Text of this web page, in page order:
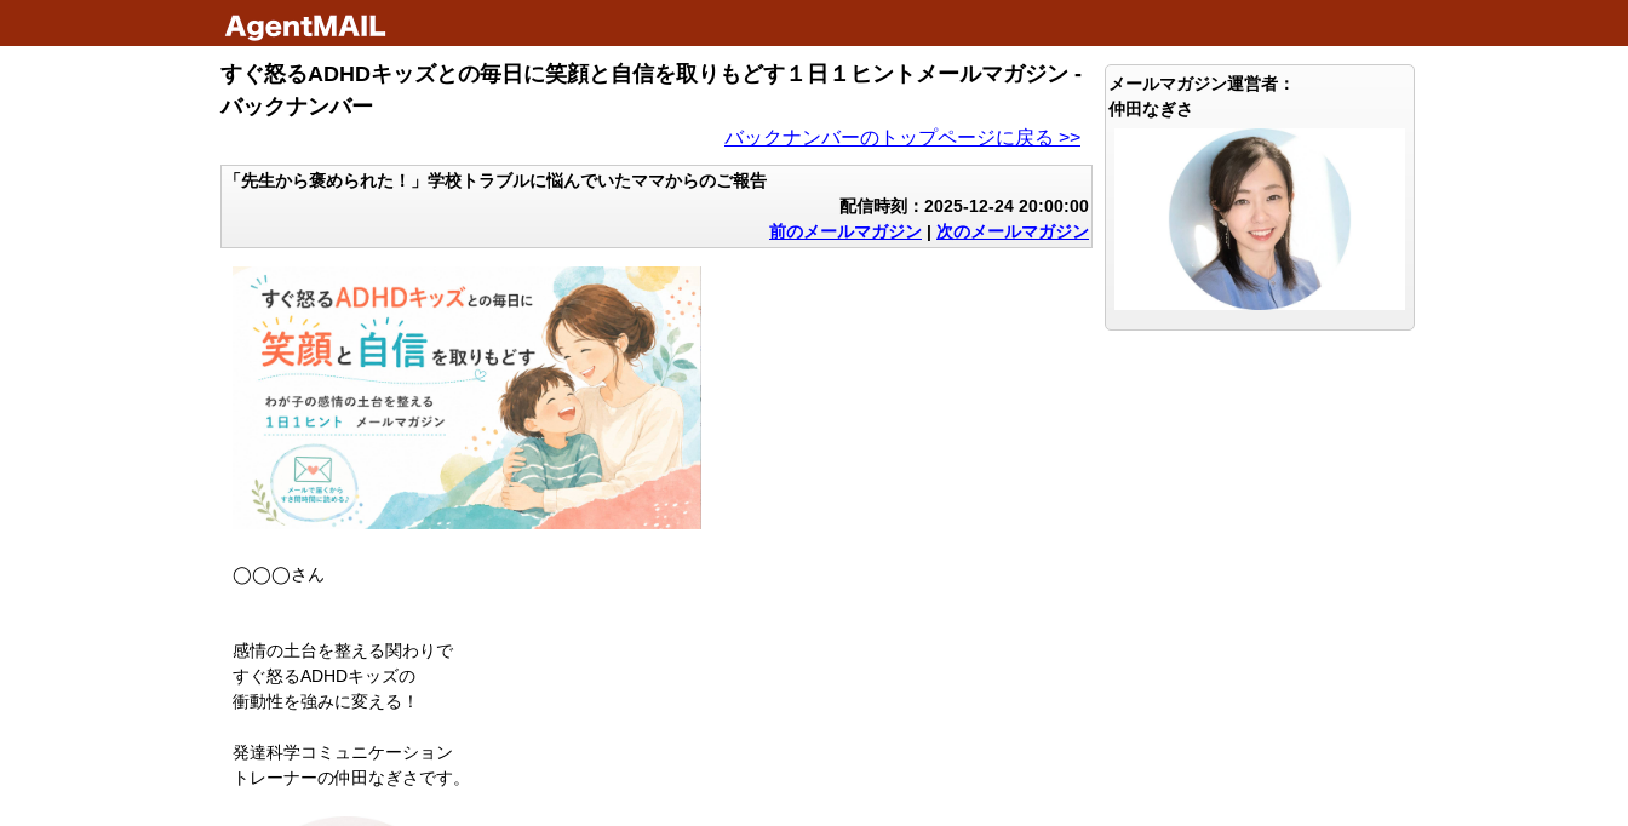
すぐ怒るADHDキッズとの毎日に笑顔と自信を取りもどす１日１ヒントメールマガジン -
バックナンバー
バックナンバーのトップページに戻る >>
「先生から褒められた！」学校トラブルに悩んでいたママからのご報告
配信時刻：2025-12-24 20:00:00
前のメールマガジン | 次のメールマガジン
◯◯◯さん
感情の土台を整える関わりで
すぐ怒るADHDキッズの
衝動性を強みに変える！
発達科学コミュニケーション
トレーナーの仲田なぎさです。
メールマガジン運営者：
仲田なぎさ